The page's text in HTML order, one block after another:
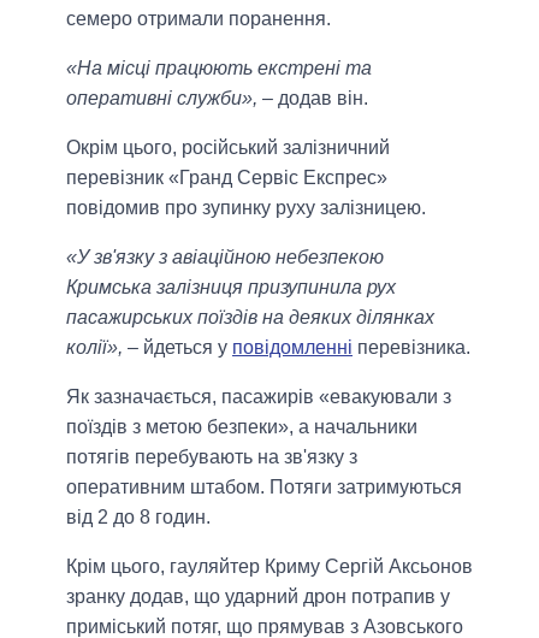
семеро отримали поранення.
«На місці працюють екстрені та
оперативні служби», – додав він.
Окрім цього, російський залізничний
перевізник «Гранд Сервіс Експрес»
повідомив про зупинку руху залізницею.
«У зв'язку з авіаційною небезпекою
Кримська залізниця призупинила рух
пасажирських поїздів на деяких ділянках
колії», – йдеться у повідомленні перевізника.
Як зазначається, пасажирів «евакуювали з
поїздів з метою безпеки», а начальники
потягів перебувають на зв'язку з
оперативним штабом. Потяги затримуються
від 2 до 8 годин.
Крім цього, гауляйтер Криму Сергій Аксьонов
зранку додав, що ударний дрон потрапив у
приміський потяг, що прямував з Азовського